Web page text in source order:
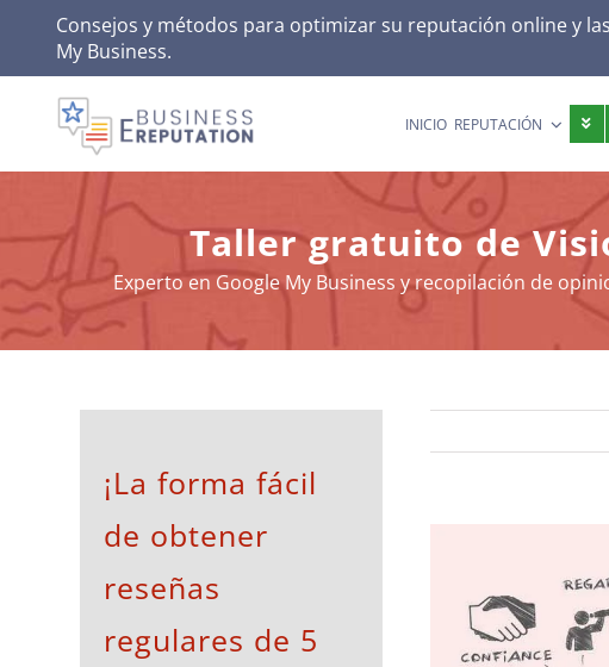
content
Consejos y métodos para optimizar su reputación online y
My Business.
INICIO REPUTACIÓN
Taller gratuito de
Experto en Google My Business y recopilación de
Image
¡La forma fácil
de obtener
reseñas
regulares de 5